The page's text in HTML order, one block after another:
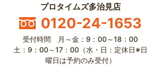
プロタイムズ多治見店
0120-24-1653
受付時間 月～金：9：00～18：00
土：9：00～17：00（水・日：定休日※日
曜日は予約のみ受付）